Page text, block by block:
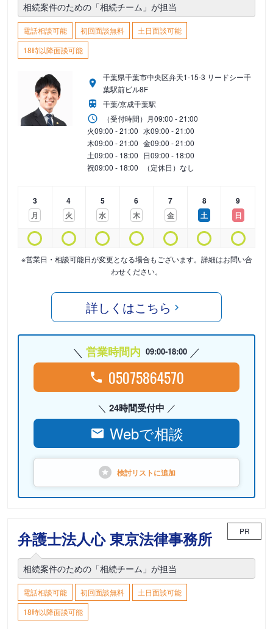
相続案件のための「相続チーム」が担当
電話相談可能 初回面談無料
土日面談可能
18時以降面談可能
千葉県千葉市中央区弁天1-15-3 リードシー千
葉駅前ビル8F
千葉/京成千葉駅
（受付時間） 月09:00 - 21:00
火09:00 - 21:00 水09:00 - 21:00
木09:00 - 21:00 金09:00 - 21:00
土09:00 - 18:00 日09:00 - 18:00
祝09:00 - 18:00 （定休日）なし
3
月
4
火
5
水
6
木
7
金
8
土
9
日
※営業日・相談可能日が変更となる場合もございます。詳細はお問い合
わせください。
詳しくはこちら
営業時間内 09:00-18:00
05075864570
24時間受付中
Webで相談
検討リストに追加
弁護士法人心 東京法律事務所 PR
相続案件のための「相続チーム」が担当
電話相談可能 初回面談無料
土日面談可能
18時以降面談可能